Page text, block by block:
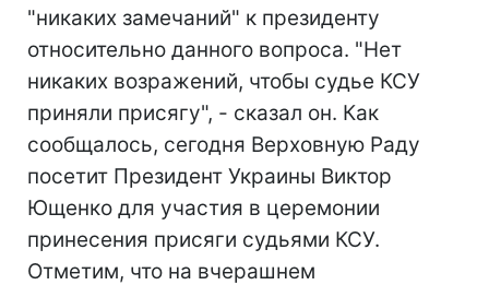
"никаких замечаний" к президенту
относительно данного вопроса. "Нет
никаких возражений, чтобы судье КСУ
приняли присягу", - сказал он. Как
сообщалось, сегодня Верховную Раду
посетит Президент Украины Виктор
Ющенко для участия в церемонии
принесения присяги судьями КСУ.
Отметим, что на вчерашнем